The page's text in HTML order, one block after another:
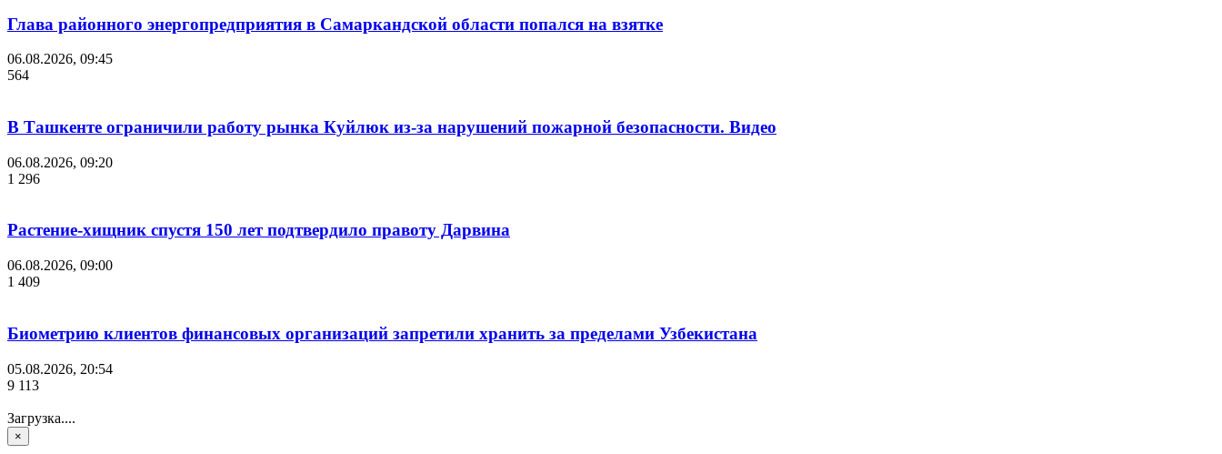
Глава районного энергопредприятия в Самаркандской области попался на взятке
06.08.2026, 09:45
564
В Ташкенте ограничили работу рынка Куйлюк из-за нарушений пожарной безопасности. Видео
06.08.2026, 09:20
1 296
Растение-хищник спустя 150 лет подтвердило правоту Дарвина
06.08.2026, 09:00
1 409
Биометрию клиентов финансовых организаций запретили хранить за пределами Узбекистана
05.08.2026, 20:54
9 113
Загрузка....
×